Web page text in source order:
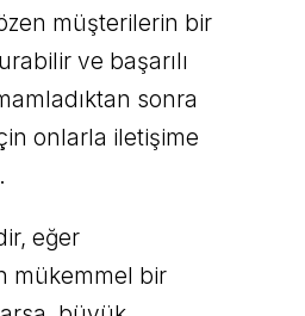
müşterilerin bir
ve başarılı
sonra
onlarla iletişime
eğer
mükemmel bir